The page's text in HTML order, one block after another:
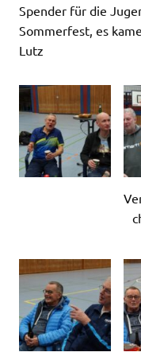
Spender für die
Sommerfest, es
Lutz